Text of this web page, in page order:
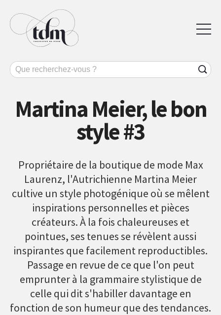
Martina Meier, le bon
style #3
Propriétaire de la boutique de mode Max
Laurenz, l'Autrichienne Martina Meier
cultive un style photogénique où se mêlent
inspirations personnelles et pièces
créateurs. À la fois chaleureuses et
pointues, ses tenues se révèlent aussi
inspirantes que facilement reproductibles.
Passage en revue de ce que l'on peut
emprunter à la grammaire stylistique de
celle qui dit s'habiller davantage en
fonction de son humeur que des tendances.